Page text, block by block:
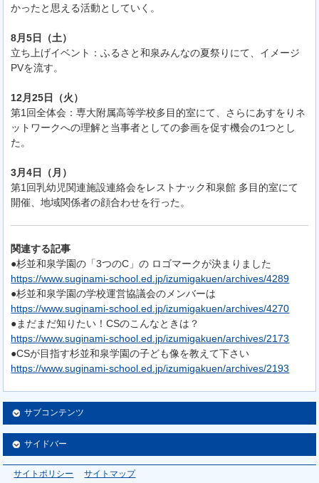
かったと思える活動としていく。
8月5日（土）
立ち上げイベント：ふるさと和泉みんなの夏祭りにて、イメージ
PVを流す。
12月25日（火）
第1回全体会：専大附属高等学校多目的室にて、さらにあすをりネ
ットワークへの理解と当事者としての参画を促す機会の1つとし
た。
3月4日（月）
第1回乳幼児関連施設連絡会をレストナック和泉館 多目的室にて
開催、地域関係者の顔合わせを行った。
関連する記事
●杉並和泉学園の「3つのC」の ロゴマークが決まりました
https://www.suginami-school.ed.jp/izumigakuen/archives/4289
●杉並和泉学園の学校運営協議会のメンバーは
https://www.suginami-school.ed.jp/izumigakuen/archives/4270
●まだまだ知りたい！CSのこんなときは？
https://www.suginami-school.ed.jp/izumigakuen/archives/2173
●CSが目指す杉並和泉学園の子ども像を教えて下さい
https://www.suginami-school.ed.jp/izumigakuen/archives/2193
サブコンテンツ
サイドバー
サイトポリシー サイトマップ